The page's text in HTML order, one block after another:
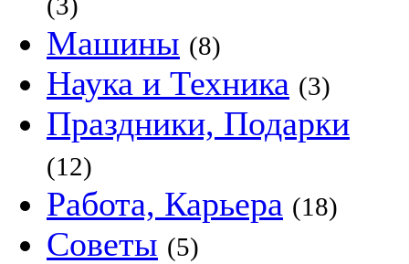
Машины (8)
Наука и Техника (3)
Праздники, Подарки
(12)
Работа, Карьера (18)
Советы (5)